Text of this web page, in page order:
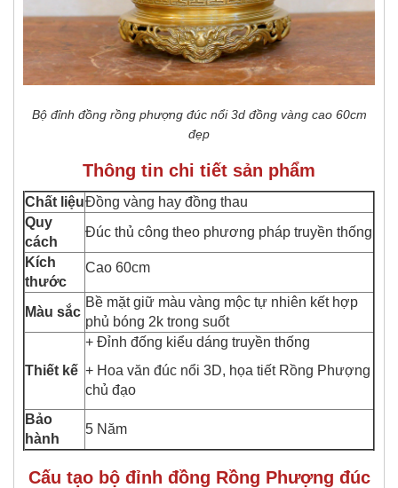
Bộ đỉnh đồng rồng phượng đúc nổi 3d đồng vàng cao 60cm
đẹp
Thông tin chi tiết sản phẩm
Chất liệuĐồng vàng hay đồng thau
Quy
cách
Đúc thủ công theo phương pháp truyền thống
Kích
thước
Cao 60cm
Màu sắc
Bề mặt giữ màu vàng mộc tự nhiên kết hợp
phủ bóng 2k trong suốt
Thiết kế
+ Đỉnh đống kiểu dáng truyền thống
+ Hoa văn đúc nổi 3D, họa tiết Rồng Phượng
chủ đạo
Bảo
hành
5 Năm
Cấu tạo bộ đỉnh đồng Rồng Phượng đúc